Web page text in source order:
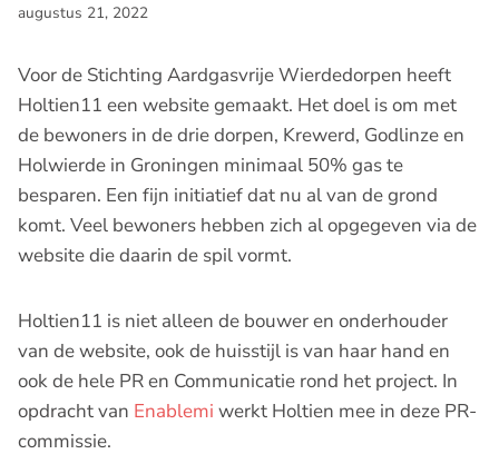
augustus 21, 2022
Voor de Stichting Aardgasvrije Wierdedorpen heeft
Holtien11 een website gemaakt. Het doel is om met
de bewoners in de drie dorpen, Krewerd, Godlinze en
Holwierde in Groningen minimaal 50% gas te
besparen. Een fijn initiatief dat nu al van de grond
komt. Veel bewoners hebben zich al opgegeven via de
website die daarin de spil vormt.
Holtien11 is niet alleen de bouwer en onderhouder
van de website, ook de huisstijl is van haar hand en
ook de hele PR en Communicatie rond het project. In
opdracht van Enablemi werkt Holtien mee in deze PR-
commissie.